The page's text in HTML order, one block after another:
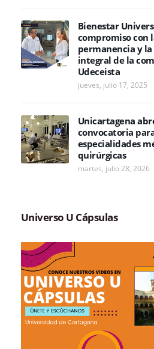
Bienestar
compromiso con
permanencia y
integral de la
Udeceista
jueves, julio 17, 2025
Unicartagena
convocatoria
especialidades
quirúrgicas
martes, julio 28, 2026
Universo U Cápsulas